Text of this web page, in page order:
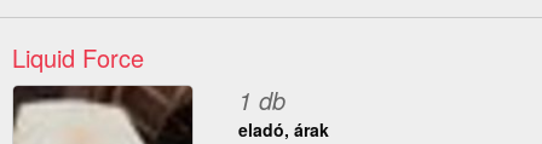
Liquid Force
1 db
eladó, árak